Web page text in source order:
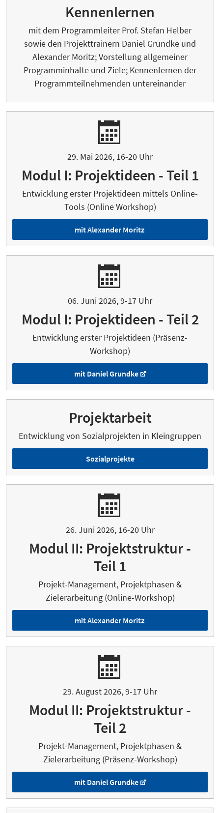
Kennenlernen
mit dem Programmleiter Prof. Stefan Helber
sowie den Projekttrainern Daniel Grundke und
Alexander Moritz; Vorstellung allgemeiner
Programminhalte und Ziele; Kennenlernen der
Programmteilnehmenden untereinander
29. Mai 2026, 16-20 Uhr
Modul I: Projektideen - Teil 1
Entwicklung erster Projektideen mittels Online-
Tools (Online Workshop)
mit Alexander Moritz
06. Juni 2026, 9-17 Uhr
Modul I: Projektideen - Teil 2
Entwicklung erster Projektideen (Präsenz-
Workshop)
mit Daniel Grundke
Projektarbeit
Entwicklung von Sozialprojekten in Kleingruppen
Sozialprojekte
26. Juni 2026, 16-20 Uhr
Modul II: Projektstruktur -
Teil 1
Projekt-Management, Projektphasen &
Zielerarbeitung (Online-Workshop)
mit Alexander Moritz
29. August 2026, 9-17 Uhr
Modul II: Projektstruktur -
Teil 2
Projekt-Management, Projektphasen &
Zielerarbeitung (Präsenz-Workshop)
mit Daniel Grundke